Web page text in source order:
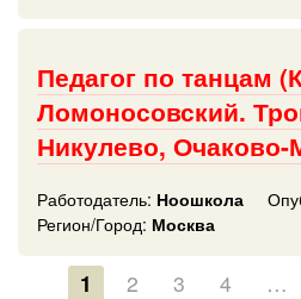
Педагог по танцам
Ломоносовский.
Никулево, Очаково-
Работодатель: Ноошкола
Регион/Город: Москва
1 2 3 4 …